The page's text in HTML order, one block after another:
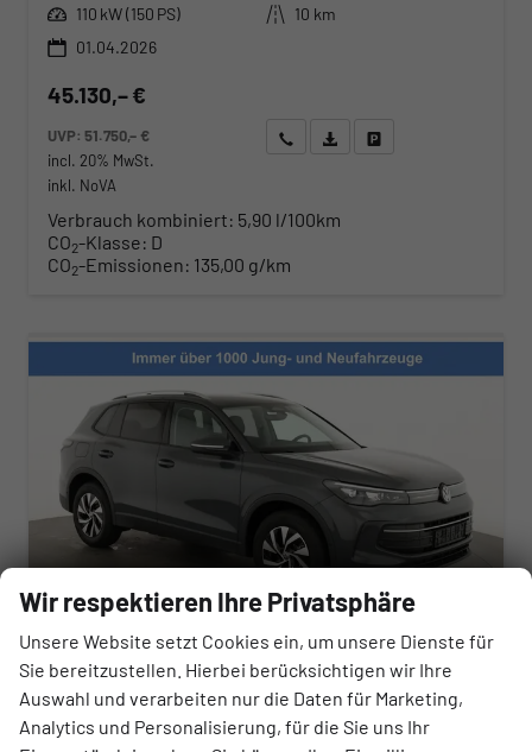
Leistung 110 kW (150 PS) Kilometerstand
10 km
01.04.2026
45.130,– €
UVP: 51.750,– €
incl. 20% MwSt.
inkl. NoVA
Wir rufen Sie anAngebot drucken (PDF)
Verbrauch kombiniert: 5,90 l/100km
CO2-Klasse: D
CO2-Emissionen: 135,00 g/km
Volkswagen Tiguan
sofort lieferbar Fahrzeug mit Tageszulassung
Wir respektieren Ihre Privatsphäre
Unsere Website setzt Cookies ein, um unsere Dienste für
Sie bereitzustellen. Hierbei berücksichtigen wir Ihre
Auswahl und verarbeiten nur die Daten für Marketing,
Analytics und Personalisierung, für die Sie uns Ihr